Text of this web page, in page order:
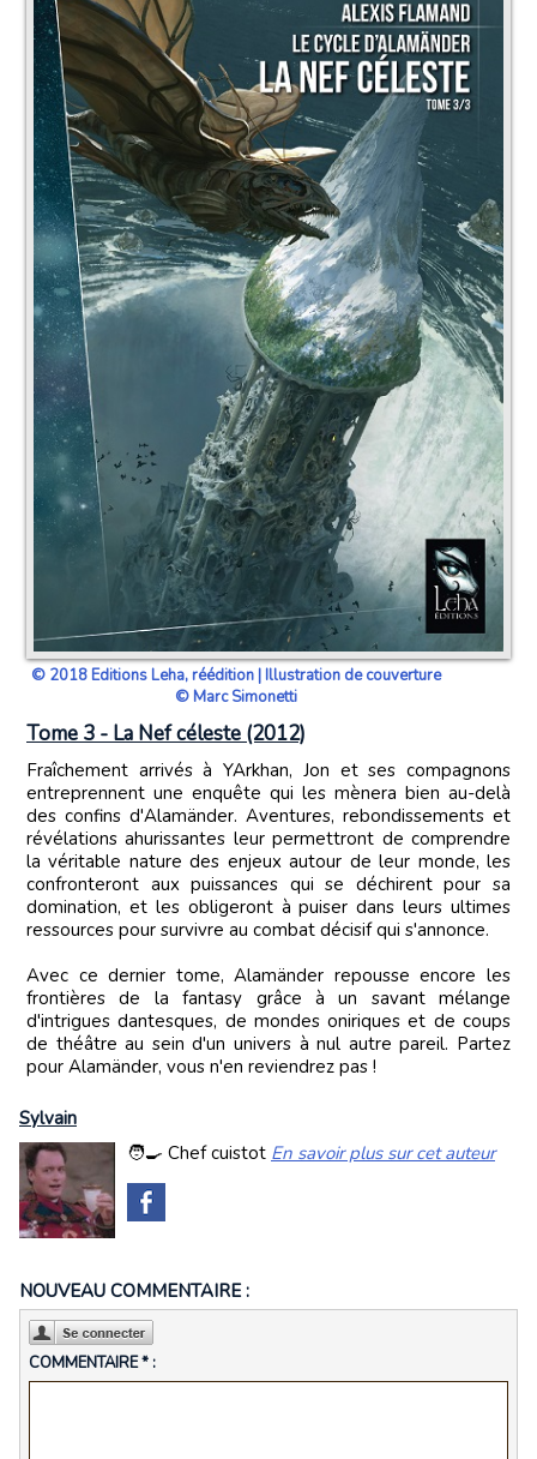
© 2018 Editions Leha, réédition | Illustration de couverture
© Marc Simonetti
Tome 3 - La Nef céleste (2012)
Fraîchement arrivés à YArkhan, Jon et ses compagnons
entreprennent une enquête qui les mènera bien au-delà
des confins d'Alamänder. Aventures, rebondissements et
révélations ahurissantes leur permettront de comprendre
la véritable nature des enjeux autour de leur monde, les
confronteront aux puissances qui se déchirent pour sa
domination, et les obligeront à puiser dans leurs ultimes
ressources pour survivre au combat décisif qui s'annonce.
Avec ce dernier tome, Alamänder repousse encore les
frontières de la fantasy grâce à un savant mélange
d'intrigues dantesques, de mondes oniriques et de coups
de théâtre au sein d'un univers à nul autre pareil. Partez
pour Alamänder, vous n'en reviendrez pas !
Sylvain
🧑‍🍳 Chef cuistot En savoir plus sur cet auteur
NOUVEAU COMMENTAIRE :
COMMENTAIRE * :